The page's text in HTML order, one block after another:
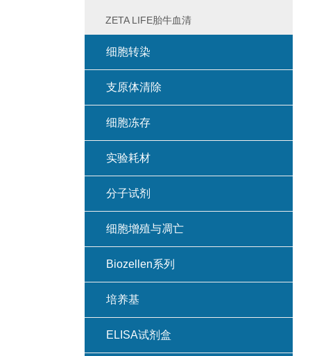
ZETA LIFE胎牛血清
细胞转染
支原体清除
细胞冻存
实验耗材
分子试剂
细胞增殖与凋亡
Biozellen系列
培养基
ELISA试剂盒